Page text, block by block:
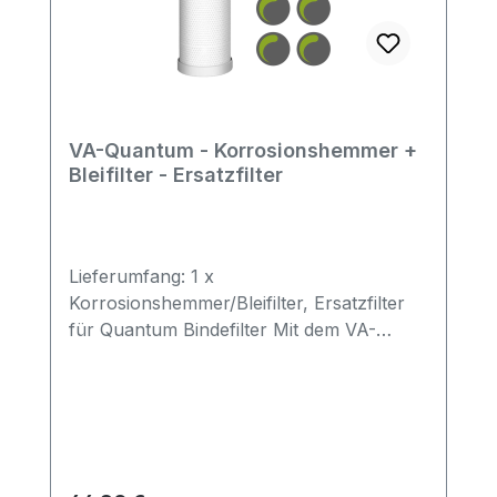
VA-Quantum - Korrosionshemmer +
Bleifilter - Ersatzfilter
Lieferumfang: 1 x
Korrosionshemmer/Bleifilter, Ersatzfilter
für Quantum Bindefilter Mit dem VA-
dank der verbesserten Qualität des